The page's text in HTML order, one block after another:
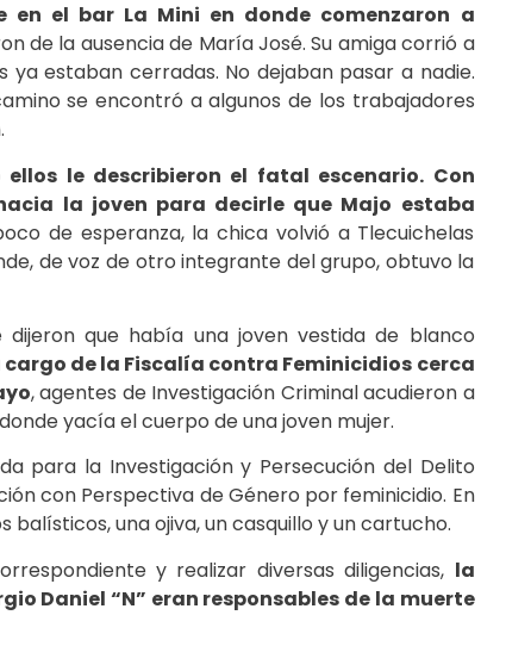
en el bar La Mini en donde comenzaron a
de la ausencia de María José. Su amiga corrió a
estaban cerradas. No dejaban pasar a nadie.
se encontró a algunos de los trabajadores
le describieron el fatal escenario. Con
la joven para decirle que Majo estaba
de esperanza, la chica volvió a Tlecuichelas
de voz de otro integrante del grupo, obtuvo la
que había una joven vestida de blanco
de la Fiscalía contra Feminicidios cerca
, agentes de Investigación Criminal acudieron a
yacía el cuerpo de una joven mujer.
para la Investigación y Persecución del Delito
con Perspectiva de Género por feminicidio. En
balísticos, una ojiva, un casquillo y un cartucho.
y realizar diversas diligencias, la
Daniel “N” eran responsables de la muerte